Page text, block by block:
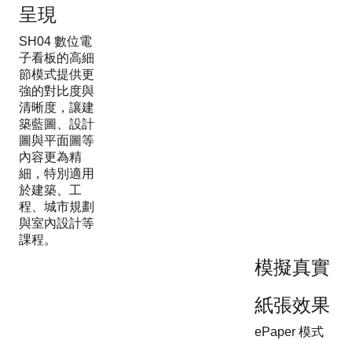
呈現
SH04 數位電
子看板的高細
節模式提供更
強的對比度與
清晰度，讓建
築藍圖、設計
圖與平面圖等
內容更為精
細，特別適用
於建築、工
程、城市規劃
與室內設計等
課程。
模擬真實
紙張效果
ePaper 模式